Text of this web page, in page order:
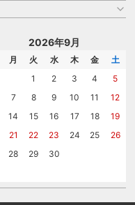
2026年9月
月 火 水 木 金
土
1
2 3 4
5
7 8 9 10 11
12
14 15 16 17 18
19
21 22 23 24 25
26
28 29 30